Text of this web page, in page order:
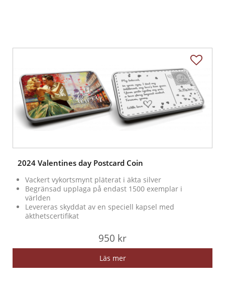
2024 Valentines day Postcard Coin
Vackert vykortsmynt pläterat i äkta silver
Begränsad upplaga på endast 1500 exemplar i
världen
Levereras skyddat av en speciell kapsel med
äkthetscertifikat
950 kr
Läs mer